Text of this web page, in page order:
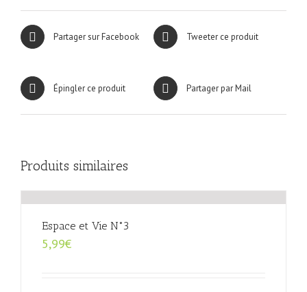
Partager sur Facebook Tweeter ce produit
Épingler ce produit Partager par Mail
Produits similaires
Espace et Vie N°3
5,99€